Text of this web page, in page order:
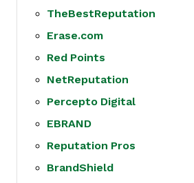
TheBestReputation
Erase.com
Red Points
NetReputation
Percepto Digital
EBRAND
Reputation Pros
BrandShield